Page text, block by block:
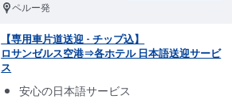
ペルー発
【専用車片道送迎 - チップ込】
ロサンゼルス空港⇒各ホテル 日本語送迎サービ
ス
安心の日本語サービス